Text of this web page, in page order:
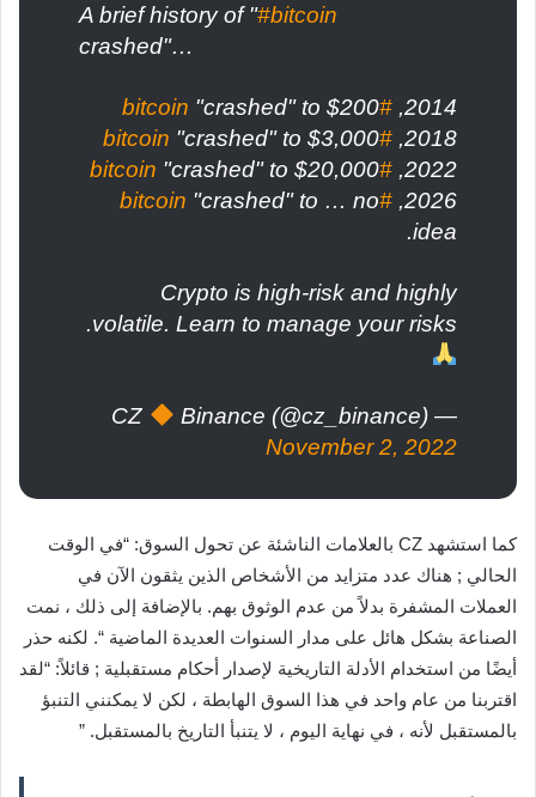
A brief history of "#bitcoin
crashed"…
2014,
#bitcoin
"crashed" to $200
2018,
#bitcoin
"crashed" to $3,000
2022,
#bitcoin
"crashed" to $20,000
2026,
#bitcoin
"crashed" to … no
idea.
Crypto is high-risk and highly
volatile. Learn to manage your risks.
— CZ
Binance (@cz_binance)
November 2, 2022
كما استشهد CZ بالعلامات الناشئة عن تحول السوق: “في الوقت
الحالي ; هناك عدد متزايد من الأشخاص الذين يثقون الآن في
العملات المشفرة بدلاً من عدم الوثوق بهم. بالإضافة إلى ذلك ، نمت
الصناعة بشكل هائل على مدار السنوات العديدة الماضية “. لكنه حذر
أيضًا من استخدام الأدلة التاريخية لإصدار أحكام مستقبلية ; قائلاً: “لقد
اقتربنا من عام واحد في هذا السوق الهابطة ، لكن لا يمكنني التنبؤ
بالمستقبل لأنه ، في نهاية اليوم ، لا يتنبأ التاريخ بالمستقبل. ”